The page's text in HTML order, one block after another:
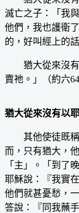
滅亡之子：「我
他們，我也護衛
的，好叫經上的
猶大從來沒有
賣祂。」（約六64
猶大從來沒有以
其他使徒既稱
而，只有猶大，
「主」。「到了
耶穌說：『我實
他們就甚憂愁，
答說：『同我蘸